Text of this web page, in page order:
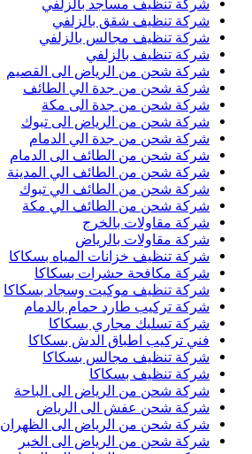
شركة تنظيف مساجد بالزلفي
شركة تنظيف شقق بالزلفي
شركة تنظيف مجالس بالزلفي
شركة تنظيف بالزلفي
شركة شحن من الرياض الى القصيم
شركة شحن من جدة الي الطائف
شركة شحن من جدة الى مكة
شركة شحن من الرياض الى تبوك
شركة شحن من جدة الي الدمام
شركة شحن من الطائف الى الدمام
شركة شحن من الطائف الي المدينة
شركة شحن من الطائف الي تبوك
شركة شحن من الطائف الي مكة
شركة مقاولات بالخرج
شركة مقاولات بالرياض
شركة تنظيف خزانات المياه بسكاكا
شركة مكافحة حشرات بسكاكا
شركة تنظيف موكيت وسجاد بسكاكا
شركة تركيب طارد حمام بالدمام
شركة تسليك مجاري بسكاكا
فني تركيب اطباق الدش بسكاكا
شركة تنظيف مجالس بسكاكا
شركة تنظيف بسكاكا
شركة شحن من الرياض الى الباحة
شركة شحن عفش الى الرياض
شركة شحن من الرياض الى الظهران
شركة شحن من الرياض الى الخبر